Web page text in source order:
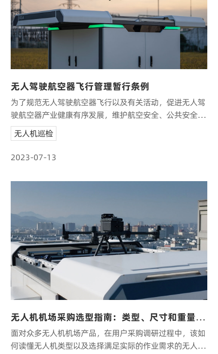
无人驾驶航空器飞行管理暂行条例
为了规范无人驾驶航空器飞行以及有关活动，促进无人驾
驶航空器产业健康有序发展，维护航空安全、公共安全、
国家安全，制定本条例。
无人机巡检
2023-07-13
无人机机场采购选型指南：类型、尺寸和重量参数攻略
面对众多无人机机场产品，在用户采购调研过程中，该如
何读懂无人机类型以及选择满足实际的作业需求的无人机